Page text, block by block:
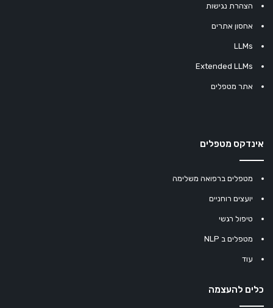
הצהרת נגישות
אחסון אתרים
LLMs
Extended LLMs
אתר מטפלים
אינדקס מטפלים
מטפלים ברפואה משלימה
יועצים רוחניים
טיפול רגשי
מטפלים ב NLP
עוד
כלים להעצמה